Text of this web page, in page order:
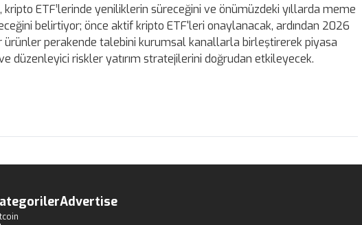
kripto ETF’lerinde yeniliklerin süreceğini ve önümüzdeki yıllarda meme
belirtiyor; önce aktif kripto ETF'leri onaylanacak, ardından 2026
ürünler perakende talebini kurumsal kanallarla birleştirerek piyasa
düzenleyici riskler yatırım stratejilerini doğrudan etkileyecek.
Advertise